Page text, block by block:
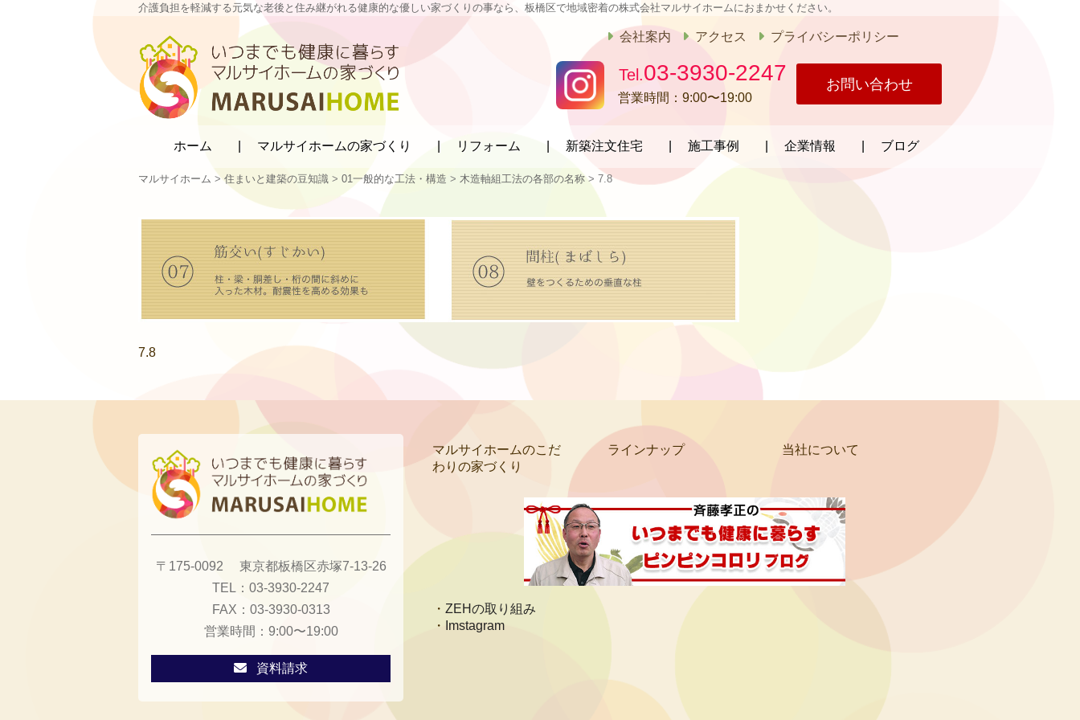
介護負担を軽減する元気な老後と住み継がれる健康的な優しい家づくりの事なら、板橋区で地域密着の株式会社マルサイホームにおまかせください。
マルサイホーム 会社案内 アクセス プライバシーポリシー
03-3930-2247
営業時間：9:00〜19:00
お問い合わせ
ホーム マルサイホームの家づくり リフォーム 新築注文住宅 施工事例 企業情報 ブログ
マルサイホーム >住まいと建築の豆知識 > 01一般的な工法・構造 > 木造軸組工法の各部の名称> 7.8
7.8
〒175-0092
東京都板橋区赤塚7-13-26
TEL： 03-3930-2247
FAX： 03-3930-0313
営業時間： 9:00〜19:00
資料請求
マルサイホームのこだ
わりの家づくり
ラインナップ 当社について
ZEHの取り組み
Imstagram